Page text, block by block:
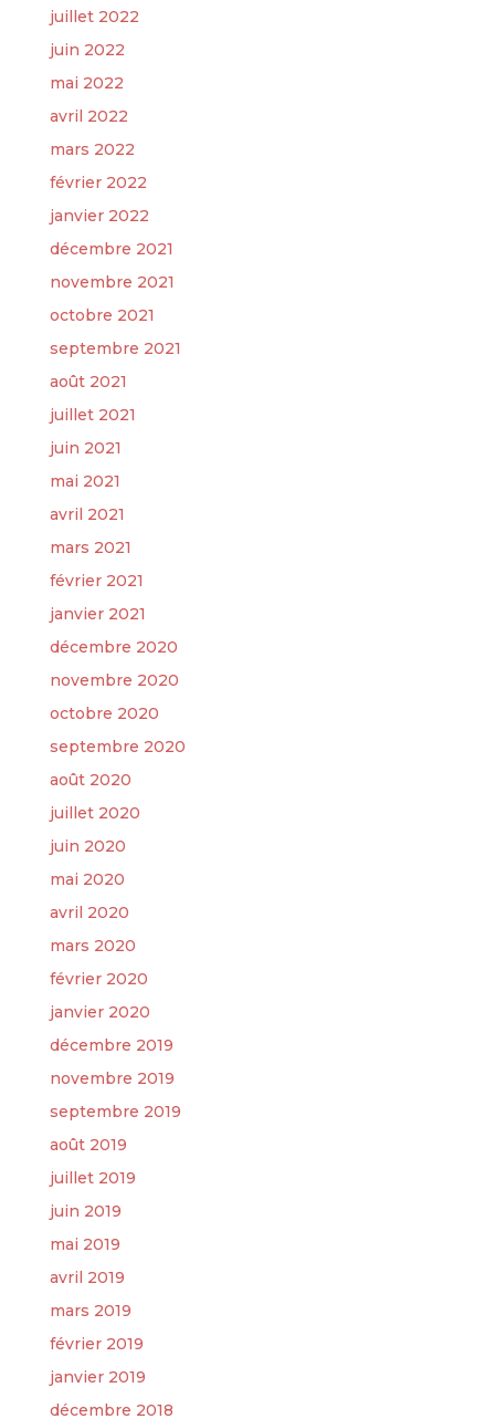
juillet 2022
juin 2022
mai 2022
avril 2022
mars 2022
février 2022
janvier 2022
décembre 2021
novembre 2021
octobre 2021
septembre 2021
août 2021
juillet 2021
juin 2021
mai 2021
avril 2021
mars 2021
février 2021
janvier 2021
décembre 2020
novembre 2020
octobre 2020
septembre 2020
août 2020
juillet 2020
juin 2020
mai 2020
avril 2020
mars 2020
février 2020
janvier 2020
décembre 2019
novembre 2019
septembre 2019
août 2019
juillet 2019
juin 2019
mai 2019
avril 2019
mars 2019
février 2019
janvier 2019
décembre 2018